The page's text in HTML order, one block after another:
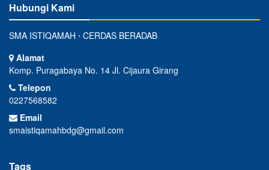
Hubungi Kami
SMA ISTIQAMAH ⋅ CERDAS BERADAB
Alamat
Komp. Puragabaya No. 14 Jl. Cijaura Girang
Telepon
0227568582
Email
smaistiqamahbdg@gmail.com
Tags